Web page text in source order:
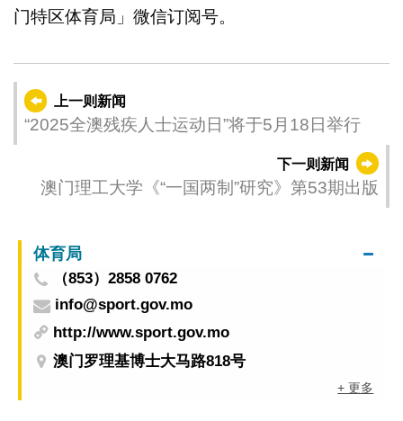
门特区体育局」微信订阅号。
上一则新闻
“2025全澳残疾人士运动日”将于5月18日举行
下一则新闻
澳门理工大学《“一国两制”研究》第53期出版
体育局
（853）2858 0762
info@sport.gov.mo
http://www.sport.gov.mo
澳门罗理基博士大马路818号
+ 更多